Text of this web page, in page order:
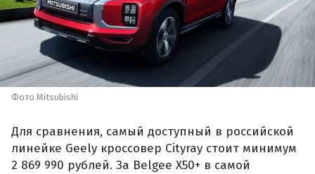
Фото Mitsubishi
Для сравнения, самый доступный в российской
линейке Geely кроссовер Cityray стоит минимум
2 869 990 рублей. За Belgee X50+ в самой